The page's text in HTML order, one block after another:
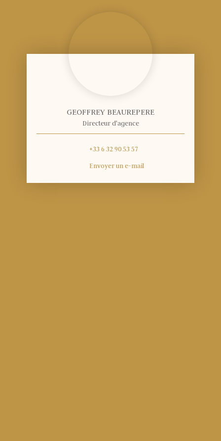
GEOFFREY BEAUREPERE
Directeur d'agence
+33 6 32 90 53 57
Envoyer un e-mail